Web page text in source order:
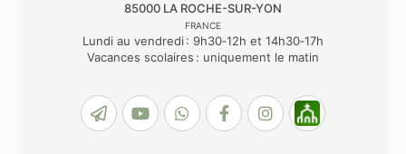
85000 LA ROCHE-SUR-YON
FRANCE
Lundi au vendredi : 9h30‑12h et 14h30‑17h
Vacances scolaires : uniquement le matin